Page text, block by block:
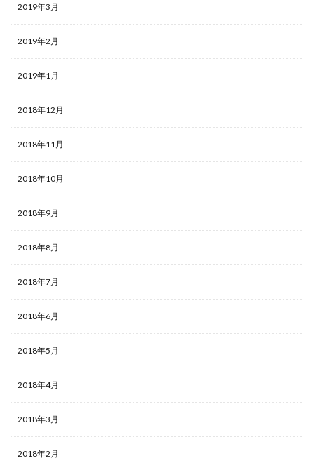
2019年3月
2019年2月
2019年1月
2018年12月
2018年11月
2018年10月
2018年9月
2018年8月
2018年7月
2018年6月
2018年5月
2018年4月
2018年3月
2018年2月